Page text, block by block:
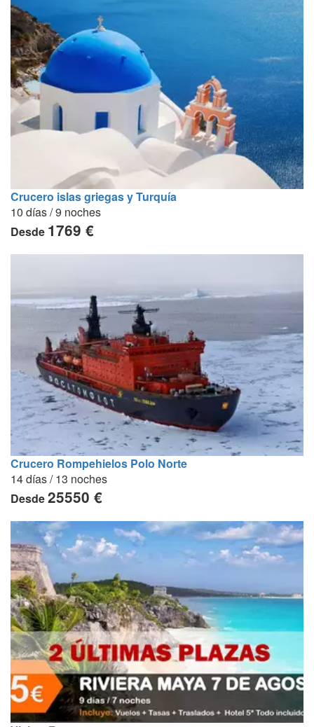
Crucero islas griegas y Turquía
10 días / 9 noches
Desde 1769 €
Crucero Rompehielos Polo Norte
14 días / 13 noches
Desde25550 €